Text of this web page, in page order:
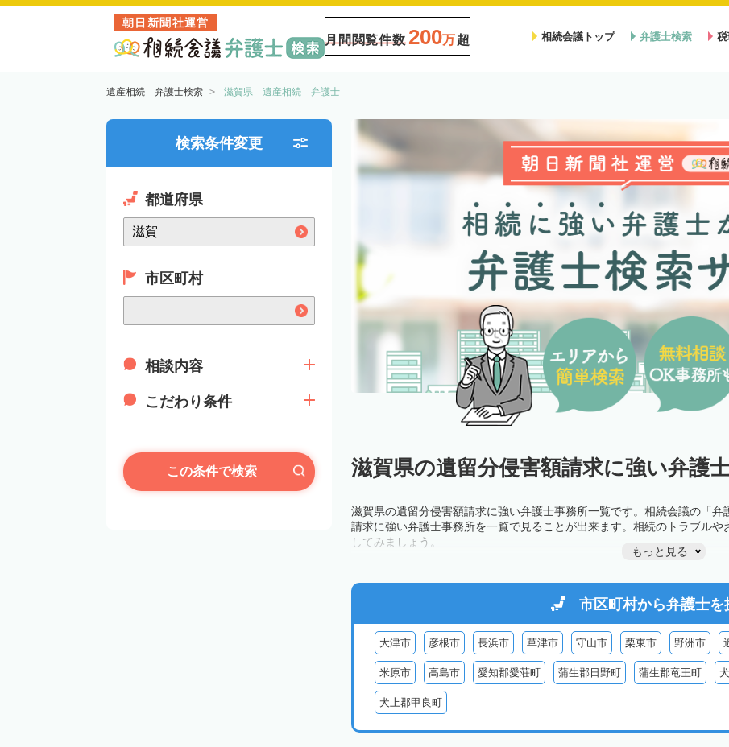
朝日新聞社運営
月間閲覧件数 200万超 相続会議トップ 弁護士検索
遺産相続 弁護士検索 滋賀県 遺産相続 弁護士
検索条件変更
都道府県
市区町村
相談内容
こだわり条件
この条件で検索 滋賀県の遺留分侵害額請求に強い弁護
滋賀県の遺留分侵害額請求に強い弁護士事務所一覧です。相続会議の「
請求に強い弁護士事務所を一覧で見ることが出来ます。相続のトラブル
してみましょう。
もっと見る
市区町村から弁護士を
大津市 彦根市 長浜市 草津市 守山市 栗東市 野洲市
米原市 高島市 愛知郡愛荘町 蒲生郡日野町 蒲生郡竜王町
犬上郡甲良町